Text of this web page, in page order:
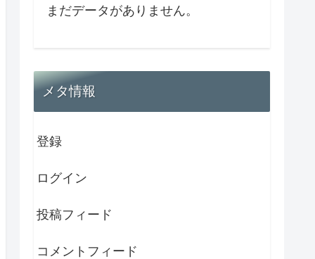
まだデータがありません。
メタ情報
登録
ログイン
投稿フィード
コメントフィード